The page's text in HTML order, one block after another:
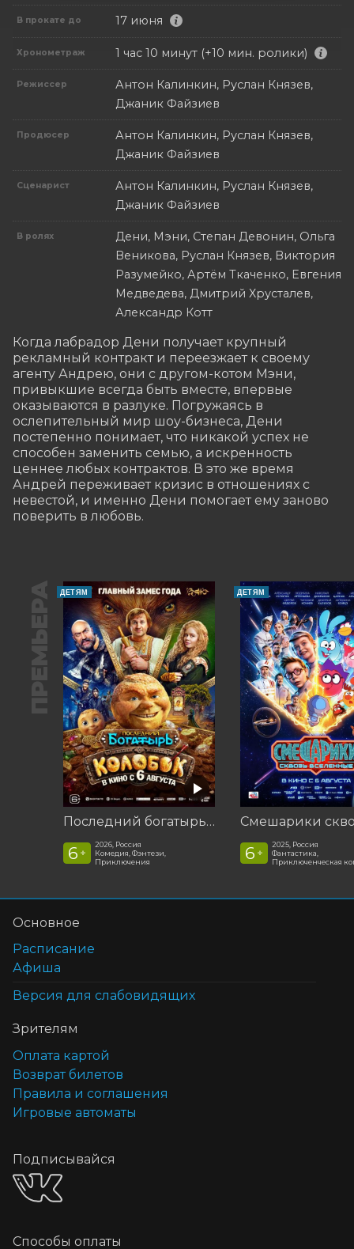
В прокате до 17 июня
Хронометраж 1 час 10 минут (+10 мин. ролики)
Режиссер
Антон Калинкин, Руслан Князев,
Джаник Файзиев
Продюсер
Антон Калинкин, Руслан Князев,
Джаник Файзиев
Сценарист
Антон Калинкин, Руслан Князев,
Джаник Файзиев
В ролях
Дени, Мэни, Степан Девонин, Ольга
Веникова, Руслан Князев, Виктория
Разумейко, Артём Ткаченко, Евгения
Медведева, Дмитрий Хрусталев,
Александр Котт
Когда лабрадор Дени получает крупный
рекламный контракт и переезжает к своему
агенту Андрею, они с другом-котом Мэни,
привыкшие всегда быть вместе, впервые
оказываются в разлуке. Погружаясь в
ослепительный мир шоу-бизнеса, Дени
постепенно понимает, что никакой успех не
способен заменить семью, а искренность
ценнее любых контрактов. В это же время
Андрей переживает кризис в отношениях с
невестой, и именно Дени помогает ему заново
поверить в любовь.
ПРЕМЬЕРА ДЕТЯМ
Последний богатырь. Колобок
6 +
2026, Россия
Комедия, Фэнтези,
Приключения
ДЕТЯМ
6 +
2025, Россия
Фантастика,
Приключенческая
Основное
Расписание
Афиша
Версия для слабовидящих
Зрителям
Оплата картой
Возврат билетов
Правила и соглашения
Игровые автоматы
Подписывайся
Способы оплаты